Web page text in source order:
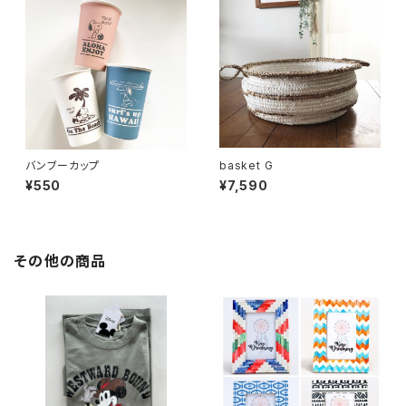
バンブーカップ
¥550
basket G
¥7,590
その他の商品